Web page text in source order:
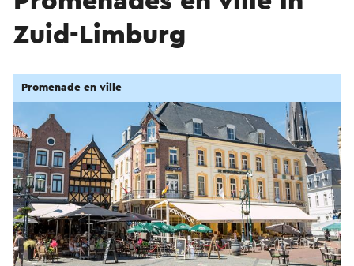
Zuid-Limburg
Promenade en ville